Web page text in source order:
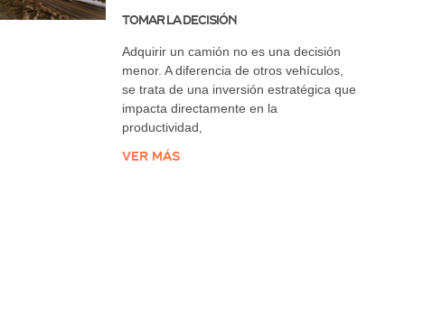
tomar la decisión
Adquirir un camión no es una decisión
menor. A diferencia de otros vehículos,
se trata de una inversión estratégica que
impacta directamente en la
productividad,
Ver más